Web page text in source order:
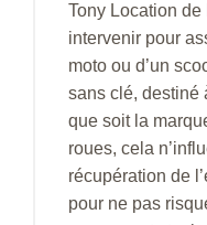
Tony Location
intervenir pour
moto ou d’un
sans clé, destiné
que soit la
roues, cela
récupération de
pour ne pas